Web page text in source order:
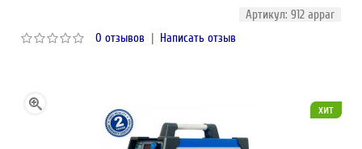
Артикул: 912 appar
0 отзывов | Написать отзыв
хит